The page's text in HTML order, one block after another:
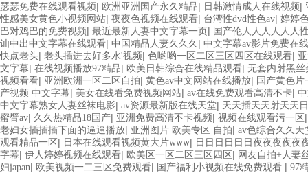
瑟瑟免费在线观看视频| 欧洲亚洲国产永久精品| 日韩激情成人在线视频|
性感美女黄色小视频网站| 夜夜色视频在线观看| 台湾性dvd性色av| 婷婷
巴对鸡巴的免费视频| 最近最新人妻中文字幕一页 | 国产伦人人人人人人
讪中出中文字幕在线观看| 中国精品人妻久久久 | 中文字幕av影片免费在
快点老头| 老头插进去好多水'视频| 色哟哟一区二区三区四区在线观看|
文字幕| 在线视频播放97精品| 欧美日韩综合在线精品观看| 无套内射黑丝
视频看看| 亚洲欧洲一区二区自拍| 黄色av中文网站在线播放| 国产黄色片
产视频 中文字幕| 美女在线看免费视频网站| av在线免费观看高清不卡|
中文字幕熟女人妻丝袜电影| av资源最新版在线天堂| 天天插天天射天天
蜜臂av| 久久热精品18国产| 亚洲免费高清不卡视频| 视频在线观看污一区
老妇女插插插下面的逼逼播放| 亚洲图片 欧美专区 自拍| av色综合久久
观看精品一区 | 日本在线观看视频黄大片www| 日日日日日日夜夜夜夜夜
字幕| 伊人婷婷视频在线观看| 欧美区一区二区三区四区 | 网友自拍+人妻
妇japan| 欧美视频一二三区免费观看| 国产福利小视频在线免费观看 | 97